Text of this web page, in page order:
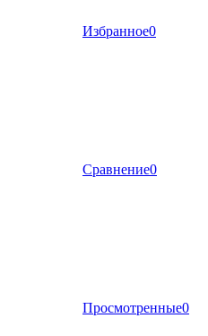
Избранное0
Сравнение0
Просмотренные0